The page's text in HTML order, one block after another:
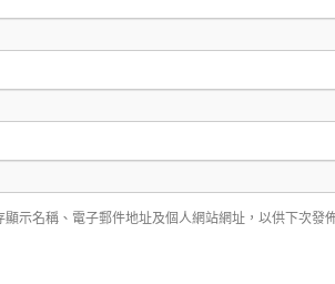
顯示名稱、電子郵件地址及個人網站網址，以供下次發